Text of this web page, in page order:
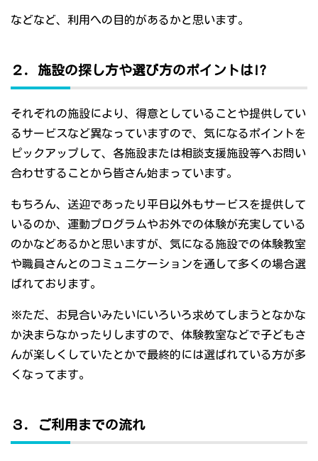
などなど、利用への目的があるかと思います。
２．施設の探し方や選び方のポイントは!?
それぞれの施設により、得意としていることや提供してい
るサービスなど異なっていますので、気になるポイントを
ピックアップして、各施設または相談支援施設等へお問い
合わせすることから皆さん始まっています。
もちろん、送迎であったり平日以外もサービスを提供して
いるのか、運動プログラムやお外での体験が充実している
のかなどあるかと思いますが、気になる施設での体験教室
や職員さんとのコミュニケーションを通して多くの場合選
ばれております。
※ただ、お見合いみたいにいろいろ求めてしまうとなかな
か決まらなかったりしますので、体験教室などで子どもさ
んが楽しくしていたとかで最終的には選ばれている方が多
くなってます。
３．ご利用までの流れ